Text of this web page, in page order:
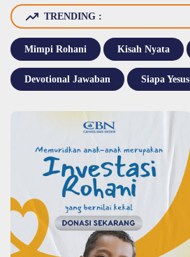
TRENDING :
Mimpi Rohani Kisah Nyata
Devotional Jawaban Siapa Yesus